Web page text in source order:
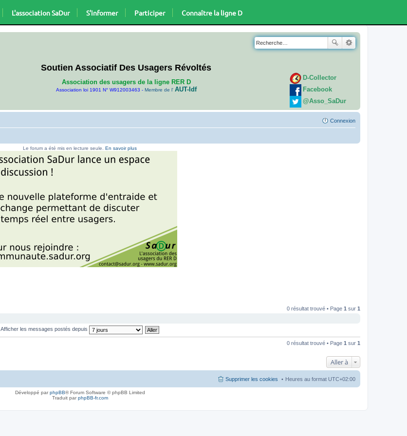
L'association SaDur S'informer Participer Connaître la ligne D
Soutien Associatif Des Usagers Révoltés
Association des usagers de la ligne RER D
Association loi 1901 N° W912003463 - Membre de l' AUT-Idf
D-Collector
Facebook
@Asso_SaDur
Connexion
Le forum a été mis en lecture seule. En savoir plus
0 résultat trouvé • Page 1 sur 1
Afficher les messages postés depuis
0 résultat trouvé • Page 1 sur 1
Aller à
Heures au format UTC+02:00
Supprimer les cookies
Développé parphpBB® Forum Software © phpBB Limited
Traduit parphpBB-fr.com